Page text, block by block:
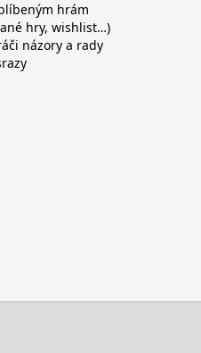
hrám
hry, wishlist…)
názory a rady